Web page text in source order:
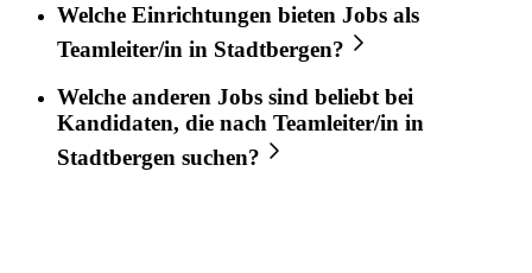
Welche Einrichtungen bieten Jobs als
Teamleiter/in in Stadtbergen?
Welche anderen Jobs sind beliebt bei
Kandidaten, die nach Teamleiter/in in
Stadtbergen suchen?